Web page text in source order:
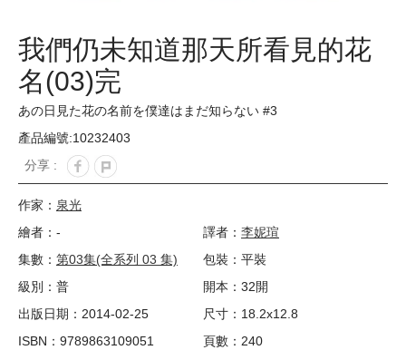
我們仍未知道那天所看見的花
名(03)完
あの日見た花の名前を僕達はまだ知らない #3
產品編號:10232403
分享 :
作家： 泉光
繪者：-
譯者： 李妮瑄
集數： 第03集(全系列 03 集)
包裝：平裝
級別：普
開本：32開
出版日期：2014-02-25
尺寸：18.2x12.8
ISBN：9789863109051
頁數：240